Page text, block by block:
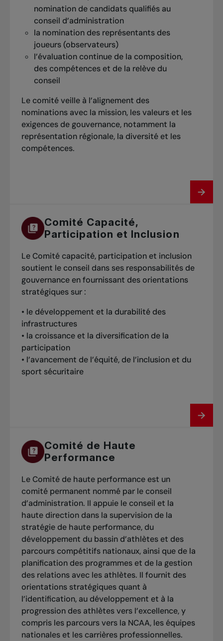
nomination de candidats qualifiés au
conseil d’administration
la nomination des représentants des
joueurs (observateurs)
l’évaluation continue de la composition,
des compétences et de la relève du
conseil
Le comité veille à l’alignement des
nominations avec la mission, les valeurs et les
exigences de gouvernance, notamment la
représentation régionale, la diversité et les
compétences.
Comité Capacité,
Participation et Inclusion
Le Comité capacité, participation et inclusion
soutient le conseil dans ses responsabilités de
gouvernance en fournissant des orientations
stratégiques sur :
• le développement et la durabilité des
infrastructures
• la croissance et la diversification de la
participation
• l’avancement de l’équité, de l’inclusion et du
sport sécuritaire
Comité de Haute
Performance
Le Comité de haute performance est un
comité permanent nommé par le conseil
d’administration. Il appuie le conseil et la
haute direction dans la supervision de la
stratégie de haute performance, du
développement du bassin d’athlètes et des
parcours compétitifs nationaux, ainsi que de la
planification des programmes et de la gestion
des relations avec les athlètes. Il fournit des
orientations stratégiques quant à
l’identification, au développement et à la
progression des athlètes vers l’excellence, y
compris les parcours vers la NCAA, les équipes
nationales et les carrières professionnelles.